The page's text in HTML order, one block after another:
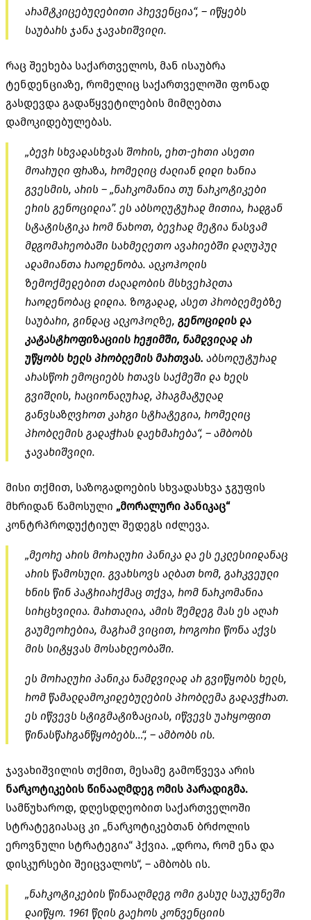
არამტკიცებულებითი პრევენცია“, – იწყებს
საუბარს ჯანა ჯავახიშვილი.
რაც შეეხება საქართველოს, მან ისაუბრა
ტენდენციაზე, რომელიც საქართველოში ფონად
გასდევდა გადაწყვეტილების მიმღებთა
დამოკიდებულებას.
„ბევრ სხვადასხვას შორის, ერთ-ერთი ასეთი
მოარული ფრაზა, რომელიც ძალიან დიდი ხანია
გვესმის, არის – „ნარკომანია თუ ნარკოტიკები
ერის გენოციდია”. ეს აბსოლუტურად მითია, რადგან
სტატისტიკა რომ ნახოთ, ბევრად მეტია ნასვამ
მდგომარეობაში სახმელეთო ავარიებში დაღუპულ
ადამიანთა რაოდენობა. ალკოჰოლის
ზემოქმედებით ძალადობის მსხვერპლთა
რაოდენობაც დიდია. ზოგადად, ასეთ პრობლემებზე
საუბარი, გინდაც ალკოჰოლზე, გენოციდის და
კატასტროფიზაციის რეჟიმში, ნამდვილად არ
უწყობს ხელს პრობლემის მართვას. აბსოლუტურად
არასწორ ემოციებს რთავს საქმეში და ხელს
გვიშლის, რაციონალურად, პრაგმატულად
განვსაზღვროთ კარგი სტრატეგია, რომელიც
პრობლემის გადაჭრას დაეხმარება“, – ამბობს
ჯავახიშვილი.
მისი თქმით, საზოგადოების სხვადასხვა ჯგუფის
მხრიდან წამოსული „მორალური პანიკაც“
კონტრპროდუქტიულ შედეგს იძლევა.
„მეორე არის მორალური პანიკა და ეს ეკლესიიდანაც
არის წამოსული. გვახსოვს ალბათ ხომ, გარკვეული
ხნის წინ პატრიარქმაც თქვა, რომ ნარკომანია
სირცხვილია. მართალია, ამის შემდეგ მას ეს აღარ
გაუმეორებია, მაგრამ ვიცით, როგორი წონა აქვს
მის სიტყვას მოსახლეობაში.
ეს მორალური პანიკა ნამდვილად არ გვიწყობს ხელს,
რომ წამალდამოკიდებულების პრობლემა გადავჭრათ.
ეს იწვევს სტიგმატიზაციას, იწვევს უარყოფით
წინასწარგანწყობებს…“, – ამბობს ის.
ჯავახიშვილის თქმით, მესამე გამოწვევა არის
ნარკოტიკების წინააღმდეგ ომის პარადიგმა.
სამწუხაროდ, დღესდღეობით საქართველოში
სტრატეგიასაც კი „ნარკოტიკებთან ბრძოლის
ეროვნული სტრატეგია“ ჰქვია. „დროა, რომ ენა და
დისკურსები შეიცვალოს“, – ამბობს ის.
„ნარკოტიკების წინააღმდეგ ომი გასულ საუკუნეში
დაიწყო. 1961 წლის გაეროს კონვენციის